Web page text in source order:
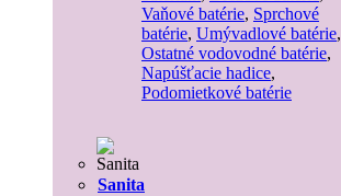
Vaňové batérie, Sprchové
batérie, Umývadlové batérie,
Ostatné vodovodné batérie,
Napúšťacie hadice,
Podomietkové batérie
Sanita